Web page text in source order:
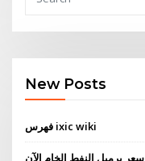
New Posts
فهرس ixic wiki
سعر برميل النفط الخام الآن